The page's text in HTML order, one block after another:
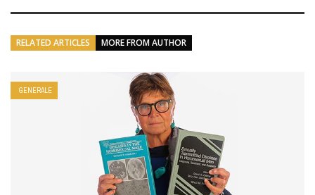
RELATED ARTICLES MORE FROM AUTHOR
GENERALE